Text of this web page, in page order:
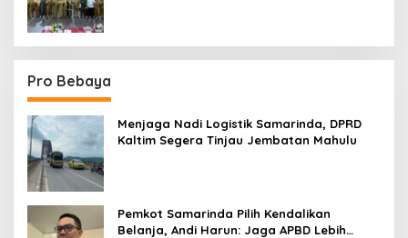
Pro Bebaya
Menjaga Nadi Logistik Samarinda, DPRD
Kaltim Segera Tinjau Jembatan Mahulu
Pemkot Samarinda Pilih Kendalikan
Belanja, Andi Harun: Jaga APBD Lebih